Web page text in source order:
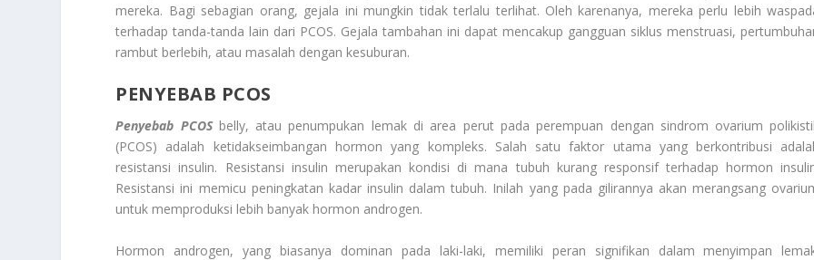
mereka. Bagi sebagian orang, gejala ini mungkin tidak terlalu terlihat. Oleh karenanya, mereka perlu lebih
terhadap tanda-tanda lain dari PCOS. Gejala tambahan ini dapat mencakup gangguan siklus menstruasi,
rambut berlebih, atau masalah dengan kesuburan.
PENYEBAB PCOS
Penyebab PCOSbelly, atau penumpukan lemak di area perut pada perempuan dengan sindrom ovarium
(PCOS) adalah ketidakseimbangan hormon yang kompleks. Salah satu faktor utama yang berkontribusi
resistansi insulin. Resistansi insulin merupakan kondisi di mana tubuh kurang responsif terhadap hormon
Resistansi ini memicu peningkatan kadar insulin dalam tubuh. Inilah yang pada gilirannya akan merangsang
untuk memproduksi lebih banyak hormon androgen.
Hormon androgen, yang biasanya dominan pada laki-laki, memiliki peran signifikan dalam menyimpan